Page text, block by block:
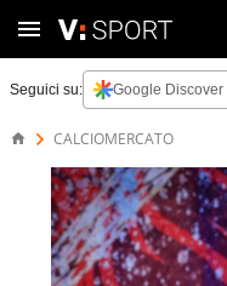
Seguici su: Google Discover
CALCIOMERCATO